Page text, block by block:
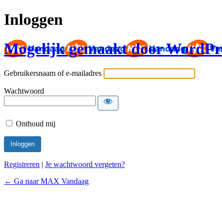
Inloggen
Mogelijk gemaakt door
Gebruikersnaam of e-mailadres
Wachtwoord
Onthoud mij
Registreren | Je wachtwoord vergeten?
← Ga naar MAX Vandaag